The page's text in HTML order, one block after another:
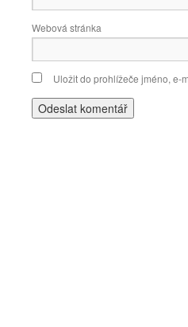
Webová stránka
Uložit do prohlížeče jméno, e-